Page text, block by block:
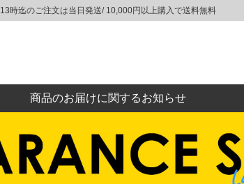
13時迄のご注文は当日発送/ 10,000円以上購入で送料無料
商品のお届けに関するお知らせ